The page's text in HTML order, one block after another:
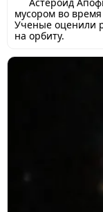
мусором во
Ученые оценили
на орбиту.